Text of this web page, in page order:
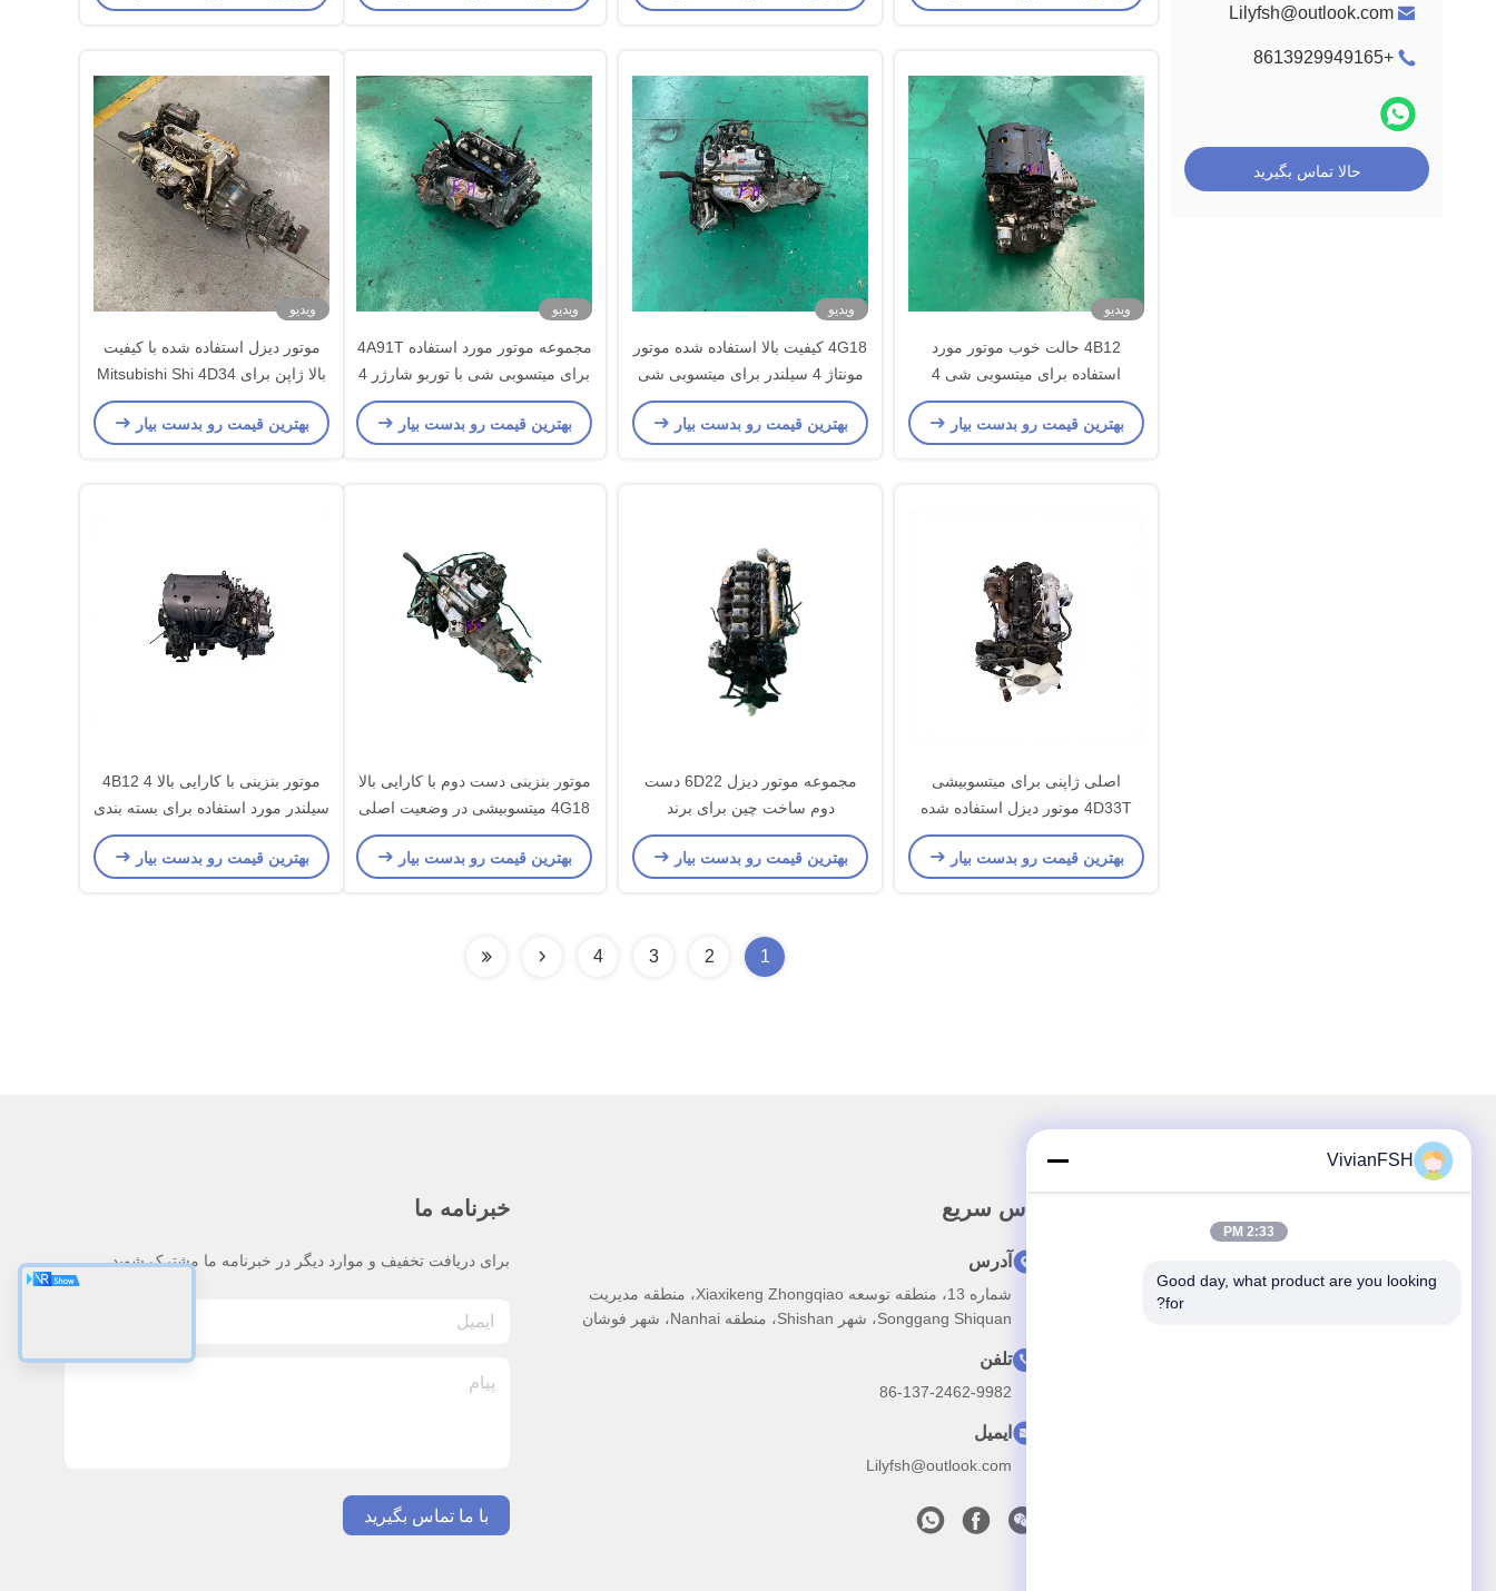
Lilyfsh@outlook.com
+8613929949165
حالا تماس بگیرید
ویدیو
4B12 حالت خوب موتور مورد
استفاده برای میتسوبی شی 4
سیلندر SUV Outlander
بهترین قیمت رو بدست بیار
ویدیو
4G18 کیفیت بالا استفاده شده موتور
مونتاژ 4 سیلندر برای میتسوبی شی
بهترین قیمت رو بدست بیار
ویدیو
مجموعه موتور مورد استفاده 4A91T
برای میتسوبی شی با توربو شارژر 4
سیلندر
بهترین قیمت رو بدست بیار
ویدیو
موتور دیزل استفاده شده با کیفیت
بالا ژاپن برای Mitsubishi Shi 4D34
بهترین قیمت رو بدست بیار
اصلی ژاپنی برای میتسوبیشی
4D33T موتور دیزل استفاده شده
حالت خوب در حال اجرا با خدمات
حرفه ای
بهترین قیمت رو بدست بیار
مجموعه موتور دیزل 6D22 دست
دوم ساخت چین برای برند
میتسوبیشی FSH
بهترین قیمت رو بدست بیار
موتور بنزینی دست دوم با کارایی بالا
4G18 میتسوبیشی در وضعیت اصلی
مونتاژ موتور
بهترین قیمت رو بدست بیار
موتور بنزینی با کارایی بالا 4B12 4
سیلندر مورد استفاده برای بسته بندی
جعبه چوبی میتسوبیشی ژاپن
بهترین قیمت رو بدست بیار
1
2
3
4
تماس سریع
آدرس
شماره 13، منطقه توسعه Xiaxikeng Zhongqiao، منطقه مدیریت
Songgang Shiquan، شهر Shishan، منطقه Nanhai، شهر فوشان
تلفن
86-137-2462-9982
ایمیل
Lilyfsh@outlook.com
خبرنامه ما
برای دریافت تخفیف و موارد دیگر در خبرنامه ما مشترک شوید.
با ما تماس بگیرید
VivianFSH
2:33 PM
Good day, what product are you looking
for?